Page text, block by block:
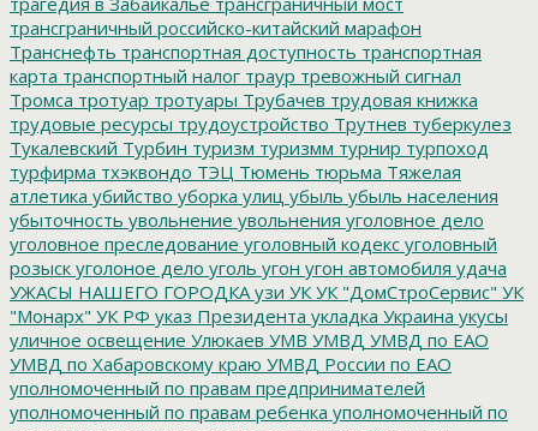
трансграничный российско-китайский марафон
Транснефть транспортная доступность транспортная
карта транспортный налог траур тревожный сигнал
Тромса тротуар тротуары Трубачев трудовая книжка
трудовые ресурсы трудоустройство Трутнев туберкулез
Тукалевский Турбин туризм туризмм турнир турпоход
турфирма тхэквондо ТЭЦ Тюмень тюрьма Тяжелая
атлетика убийство уборка улиц убыль убыль населения
убыточность увольнение увольнения уголовное дело
уголовное преследование уголовный кодекс уголовный
розыск уголоное дело уголь угон угон автомобиля удача
УЖАСЫ НАШЕГО ГОРОДКА узи УК УК "ДомСтроСервис" УК
"Монарх" УК РФ указ Президента укладка Украина укусы
уличное освещение Улюкаев УМВ УМВД УМВД по ЕАО
УМВД по Хабаровскому краю УМВД России по ЕАО
уполномоченный по правам предпринимателей
уполномоченный по правам ребенка уполномоченный по